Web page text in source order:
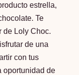
estrella,
Te
de Loly Choc.
de una
con tus
oportunidad de